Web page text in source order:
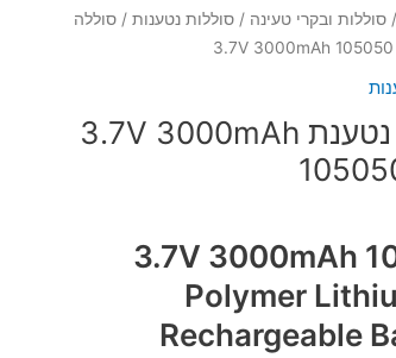
סוללות ובקרי טעינה / סוללות נטענות/ סוללה
סוללה נטענת 3.7V 3000mAh
3.7V 3000mAh
Polymer
Rechargeable